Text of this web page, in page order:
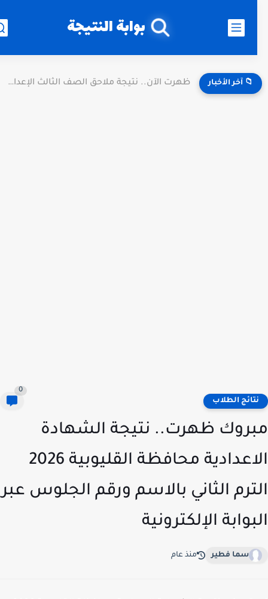
بوابة النتيجة
📁 آخر الأخبار ظهرت الآن.. نتيجة ملاحق الصف الثالث الإعدادي 2026 الدور الثاني...
الطلاب
ظهرت.. نتيجة الشهادة
الاعدادية محافظة القليوبية 2026
الثاني بالاسم ورقم الجلوس عبر
الإلكترونية
سما فطير منذ عام